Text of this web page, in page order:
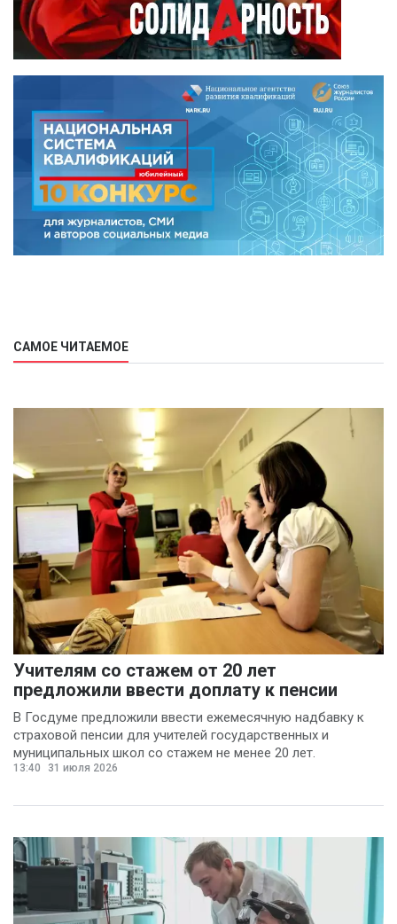
САМОЕ ЧИТАЕМОЕ
Учителям со стажем от 20 лет
предложили ввести доплату к пенсии
В Госдуме предложили ввести ежемесячную надбавку к
страховой пенсии для учителей государственных и
муниципальных школ со стажем не менее 20 лет.
13:40 31 июля 2026